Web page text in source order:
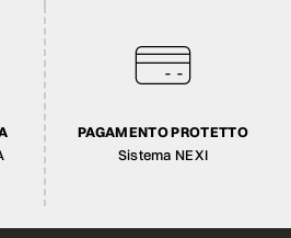
PAGAMENTO PROTETTO
Sistema NEXI